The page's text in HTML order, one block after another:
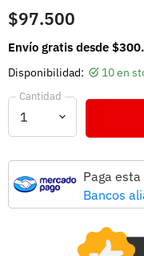
$97.500
Envío gratis desde
Disponibilidad: 10 en
Cantidad
Paga
Bancos